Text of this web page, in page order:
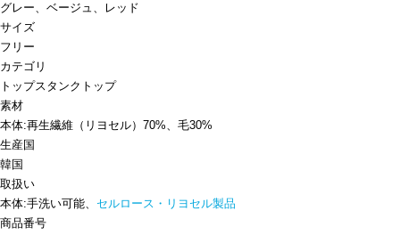
グレー、ベージュ、レッド
サイズ
フリー
カテゴリ
トップスタンクトップ
素材
本体:再生繊維（リヨセル）70%、毛30%
生産国
韓国
取扱い
本体:手洗い可能、 セルロース・リヨセル製品
商品番号